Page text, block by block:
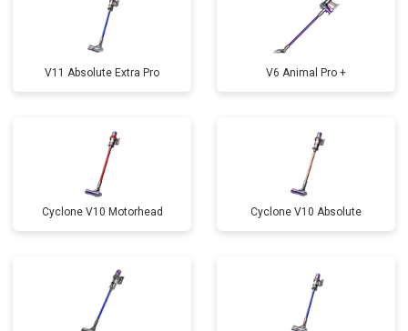
V11 Absolute Extra Pro V6 Animal Pro +
Cyclone V10 Motorhead Cyclone V10 Absolute